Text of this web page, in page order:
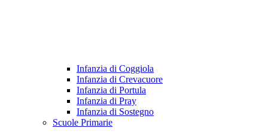
Infanzia di Coggiola
Infanzia di Crevacuore
Infanzia di Portula
Infanzia di Pray
Infanzia di Sostegno
Scuole Primarie